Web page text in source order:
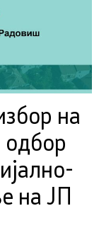
на
одбор
на ЈП